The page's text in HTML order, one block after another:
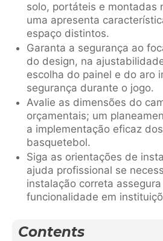
solo, portáteis e montadas
uma apresenta
espaço distintos.
Garanta a segurança ao
do design, na
escolha do painel e do aro
segurança durante o jogo.
Avalie as dimensões do
orçamentais; um
a implementação eficaz
basquetebol.
Siga as orientações de
ajuda profissional se
instalação correta
funcionalidade em
Contents